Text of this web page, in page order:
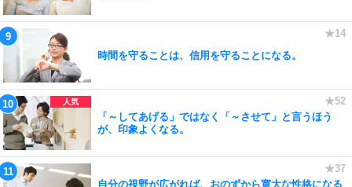
時間を守ることは、信用を守ることになる。
「～してあげる」ではなく「～させて」と言うほう
が、印象よくなる。
自分の視野が広がれば、おのずから寛大な性格になる